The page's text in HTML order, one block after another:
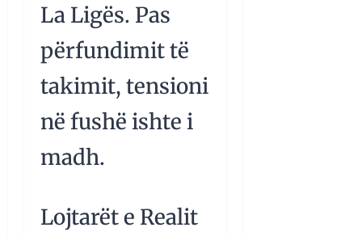
La Ligës. Pas
përfundimit të
takimit, tensioni
në fushë ishte i
madh.
Lojtarët e Realit